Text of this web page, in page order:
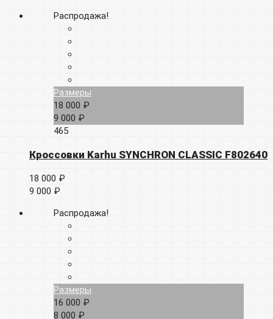
Распродажа!
Размеры
18 000 ₽
9 000 ₽
465
Кроссовки Karhu SYNCHRON CLASSIC F802640
18 000 ₽
9 000 ₽
Распродажа!
Размеры
16 000 ₽
8 000 ₽